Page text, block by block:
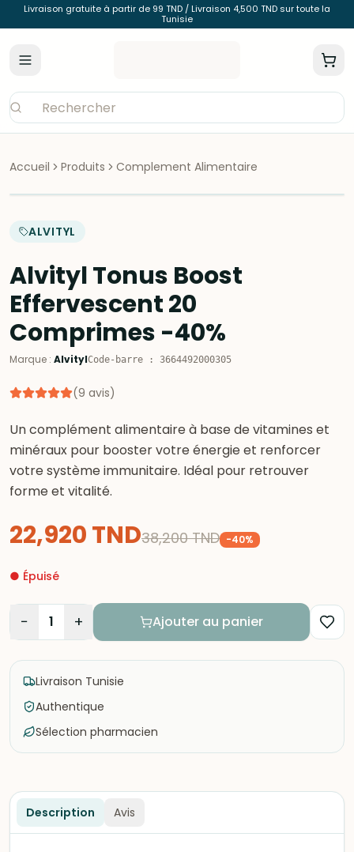
Livraison gratuite à partir de 99 TND / Livraison 4,500 TND sur toute la
Tunisie
Accueil Produits Complement Alimentaire
ALVITYL
Alvityl Tonus Boost
Effervescent 20
Comprimes -40%
Marque : AlvitylCode-barre : 3664492000305
(9 avis)
Un complément alimentaire à base de vitamines et
minéraux pour booster votre énergie et renforcer
votre système immunitaire. Idéal pour retrouver
forme et vitalité.
22,920TND38,200 TND -40%
● Épuisé
− 1 + Ajouter au panier
Livraison Tunisie
Authentique
Sélection pharmacien
Description Avis